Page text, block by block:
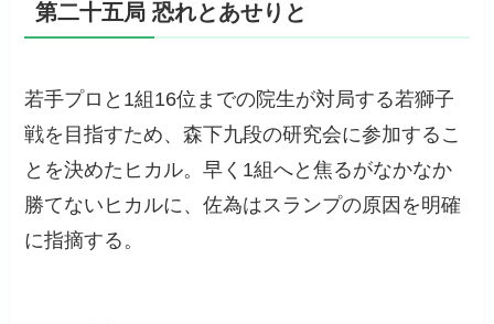
第二十五局 恐れとあせりと
若手プロと1組16位までの院生が対局する若獅子
戦を目指すため、森下九段の研究会に参加するこ
とを決めたヒカル。早く1組へと焦るがなかなか
勝てないヒカルに、佐為はスランプの原因を明確
に指摘する。